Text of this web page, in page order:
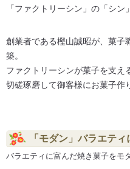
「ファクトリーシン」の「シン
創業者である樫山誠昭が、菓子
築。
ファクトリーシンが菓子を支え
切磋琢磨して御客様にお菓子作
「モダン」バラエテ
バラエティに富んだ焼き菓子をモ